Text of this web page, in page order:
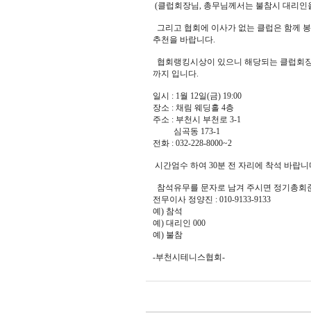
(클럽회장님, 총무님께서는 불참시 대리인
그리고 협회에 이사가 없는 클럽은 함께
추천을 바랍니다.
협회랭킹시상이 있으니 해당되는 클럽회
까지 입니다.
일시 : 1월 12일(금) 19:00
장소 : 채림 웨딩홀 4층
주소 : 부천시 부천로 3-1
심곡동 173-1
전화 : 032-228-8000~2
시간엄수 하여 30분 전 자리에 착석 바랍니
참석유무를 문자로 남겨 주시면 정기총
전무이사 정양진 : 010-9133-9133
예) 참석
예) 대리인 000
예) 불참
-부천시테니스협회-